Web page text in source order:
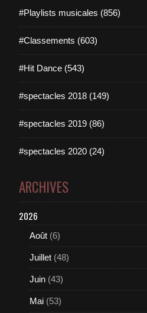
#Playlists musicales (856)
#Classements (603)
#Hit Dance (543)
#spectacles 2018 (149)
#spectacles 2019 (86)
#spectacles 2020 (24)
ARCHIVES
2026
Août (6)
Juillet (48)
Juin (43)
Mai (53)